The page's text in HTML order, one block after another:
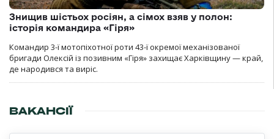
Знищив шістьох росіян, а сімох взяв у полон:
історія командира «Гіря»
Командир 3-ї мотопіхотної роти 43-ї окремої механізованої
бригади Олексій із позивним «Гіря» захищає Харківщину — край,
де народився та виріс.
ВАКАНСІЇ